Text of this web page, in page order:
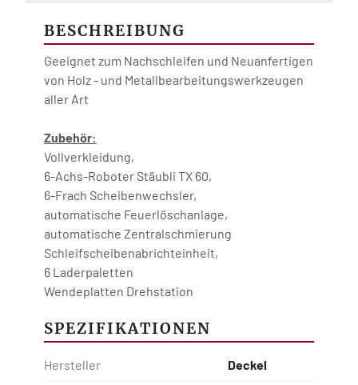
BESCHREIBUNG
Geeignet zum Nachschleifen und Neuanfertigen
von Holz - und Metallbearbeitungswerkzeugen
aller Art
Zubehör:
Vollverkleidung,
6-Achs-Roboter Stäubli TX 60,
6-Frach Scheibenwechsler,
automatische Feuerlöschanlage,
automatische Zentralschmierung
Schleifscheibenabrichteinheit,
6 Laderpaletten
Wendeplatten Drehstation
SPEZIFIKATIONEN
Hersteller Deckel